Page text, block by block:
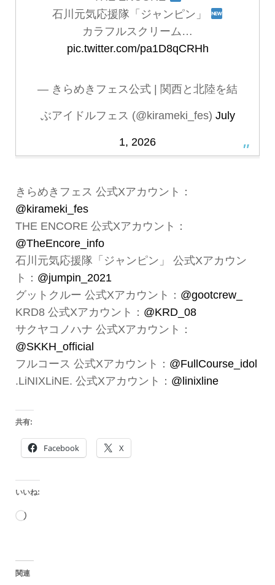
石川元気応援隊「ジャンピン」
カラフルスクリーム…
pic.twitter.com/pa1D8qCRHh
— きらめきフェス公式 | 関西と北陸を結
ぶアイドルフェス (@kirameki_fes) July
1, 2026
きらめきフェス 公式Xアカウント：
@kirameki_fes
THE ENCORE 公式Xアカウント：
@TheEncore_info
石川元気応援隊「ジャンピン」 公式Xアカウン
ト： @jumpin_2021
グットクルー 公式Xアカウント： @gootcrew_
KRD8 公式Xアカウント： @KRD_08
サクヤコノハナ 公式Xアカウント：
@SKKH_official
フルコース 公式Xアカウント： @FullCourse_idol
.LiNIXLiNE. 公式Xアカウント： @linixline
共有:
Facebook X
いいね:
読
込
関連